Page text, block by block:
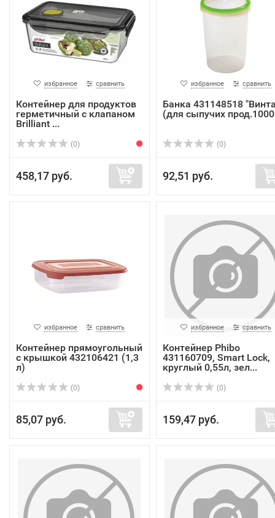
избранное сравнить
Контейнер для продуктов
герметичный с клапаном
Brilliant ...
(0)
458,17 руб.
избранное сравнить
Банка 431148518
(для сыпучих
(0)
92,51 руб.
избранное сравнить
Контейнер прямоугольный
с крышкой 432106421 (1,3
л)
(0)
85,07 руб.
избранное сравнить
Контейнер Phibo
431160709, Smart Lock,
круглый 0,55л, зел...
(0)
159,47 руб.